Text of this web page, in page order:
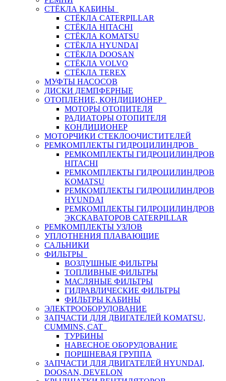
СТЁКЛА КАБИНЫ
СТЁКЛА CATERPILLAR
СТЁКЛА HITACHI
СТЁКЛА KOMATSU
СТЁКЛА HYUNDAI
СТЁКЛА DOOSAN
СТЁКЛА VOLVO
СТЁКЛА TEREX
МУФТЫ НАСОСОВ
ДИСКИ ДЕМПФЕРНЫЕ
ОТОПЛЕНИЕ, КОНДИЦИОНЕР
МОТОРЫ ОТОПИТЕЛЯ
РАДИАТОРЫ ОТОПИТЕЛЯ
КОНДИЦИОНЕР
МОТОРЧИКИ СТЕКЛООЧИСТИТЕЛЕЙ
РЕМКОМПЛЕКТЫ ГИДРОЦИЛИНДРОВ
РЕМКОМПЛЕКТЫ ГИДРОЦИЛИНДРОВ
HITACHI
РЕМКОМПЛЕКТЫ ГИДРОЦИЛИНДРОВ
KOMATSU
РЕМКОМПЛЕКТЫ ГИДРОЦИЛИНДРОВ
HYUNDAI
РЕМКОМПЛЕКТЫ ГИДРОЦИЛИНДРОВ
ЭКСКАВАТОРОВ CATERPILLAR
РЕМКОМПЛЕКТЫ УЗЛОВ
УПЛОТНЕНИЯ ПЛАВАЮЩИЕ
САЛЬНИКИ
ФИЛЬТРЫ
ВОЗДУШНЫЕ ФИЛЬТРЫ
ТОПЛИВНЫЕ ФИЛЬТРЫ
МАСЛЯНЫЕ ФИЛЬТРЫ
ГИДРАВЛИЧЕСКИЕ ФИЛЬТРЫ
ФИЛЬТРЫ КАБИНЫ
ЭЛЕКТРООБОРУДОВАНИЕ
ЗАПЧАСТИ ДЛЯ ДВИГАТЕЛЕЙ KOMATSU,
CUMMINS, CAT
ТУРБИНЫ
НАВЕСНОЕ ОБОРУДОВАНИЕ
ПОРШНЕВАЯ ГРУППА
ЗАПЧАСТИ ДЛЯ ДВИГАТЕЛЕЙ HYUNDAI,
DOOSAN, DEVELON